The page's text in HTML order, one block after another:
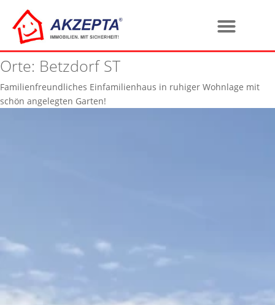
Orte: Betzdorf ST
Familienfreundliches Einfamilienhaus in ruhiger Wohnlage mit
schön angelegten Garten!